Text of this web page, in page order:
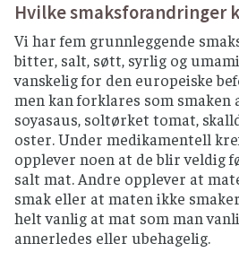
Hvilke smaksforandringer
Vi har fem grunnleggende
bitter, salt, søtt, syrlig og
vanskelig for den europeiske
men kan forklares som smaken
soyasaus, soltørket tomat,
oster. Under medikamentell
opplever noen at de blir veldig
salt mat. Andre opplever at
smak eller at maten ikke
helt vanlig at mat som man
annerledes eller ubehagelig.